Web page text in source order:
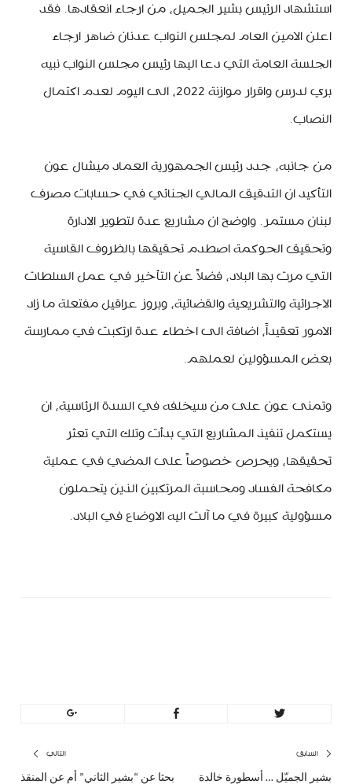
استشهاد الرئيس بشير الجميل، من ارجاء انعقادها. فقد
اعلن الامين العام لمجلس النواب عدنان ضاهر ارجاء
الجلسة العامة التي دعا اليها رئيس مجلس النواب نبيه
بري لدرس واقرار موازنة 2022، الى اليوم لعدم اكتمال
النصاب.
من جانبه، جدد رئيس الجمهورية العماد ميشال عون
التأكيد ان التدقيق المالي الجنائي في حسابات مصرف
لبنان مستمر. واوضح ان مشاريع عدة لتطوير الادارة
وتحقيق الحوكمة اصطدم تحقيقها بالظروف القاسية
التي مرت بها البلاد، فضلاً عن التأخير في عمل السلطات
الاجرائية والتشريعية والقضائية، وبروز عراقيل مفتعلة ما زاد
الامور تعقيداً، اضافة الى اخطاء عدة ارتكبت في ممارسة
بعض المسؤولين لعملهم.
وتمنى عون على من سيخلفه في السدة الرئاسية، ان
يستكمل تنفيذ المشاريع التي بدأت وتلك التي تعثر
تحقيقها، ويحرص خصوصاً على المضي في عملية
مكافحة الفساد ومحاسبة المرتكبين الذين يتحملون
مسؤولية كبيرة في ما آلت اليه الاوضاع في البلاد.
تصفّح
السابق
بشير الجميّل … أسطورة خالدة
التالي
بحثا عن “بشير الثاني” أم عن المنقذ